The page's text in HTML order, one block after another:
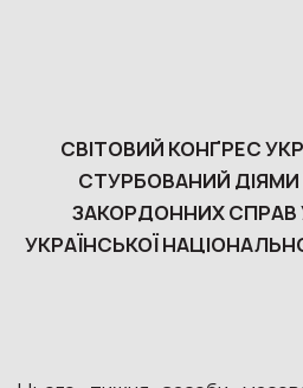
СВІТОВИЙ КОНҐРЕС
СТУРБОВАНИЙ ДІЯМИ
ЗАКОРДОННИХ СПРАВ
УКРАЇНСЬКОЇ